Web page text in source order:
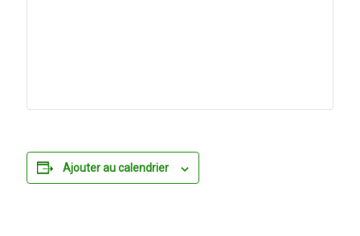
Ajouter au calendrier